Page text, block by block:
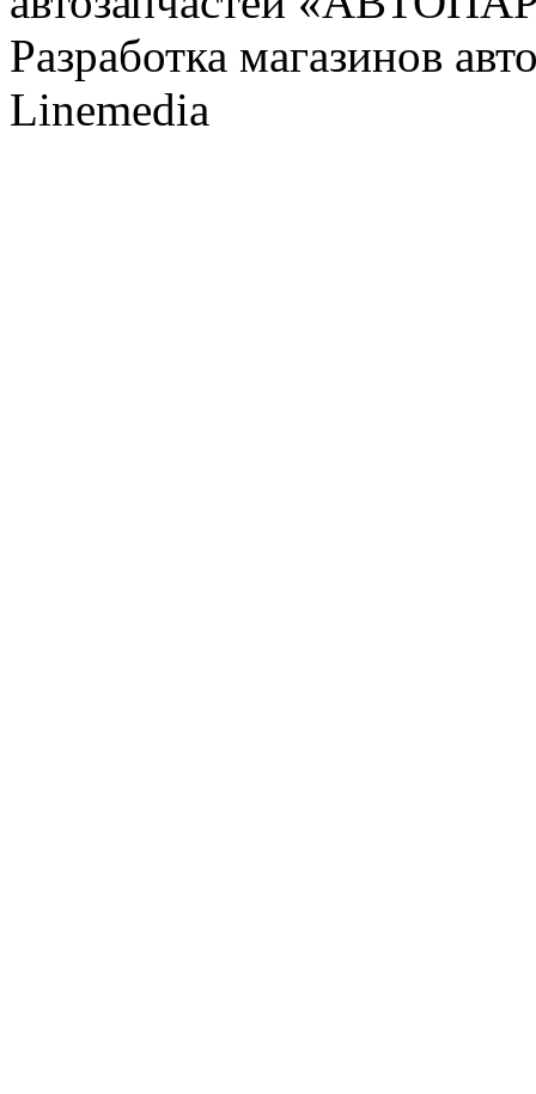
Разработка магазинов
Linemedia